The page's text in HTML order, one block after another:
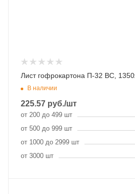
Лист гофрокартона П-32 BC,
В наличии
225.57 руб./шт
от 200 до 499 шт
от 500 до 999 шт
от 1000 до 2999 шт
от 3000 шт